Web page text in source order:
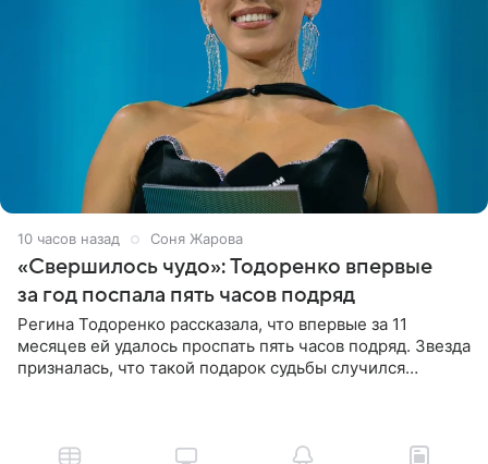
10 часов назад Соня Жарова
«Свершилось чудо»: Тодоренко впервые
за год поспала пять часов подряд
Регина Тодоренко рассказала, что впервые за 11
месяцев ей удалось проспать пять часов подряд. Звезда
призналась, что такой подарок судьбы случился